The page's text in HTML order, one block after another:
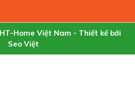
Home Việt Nam - Thiết kế bởi
Seo Việt